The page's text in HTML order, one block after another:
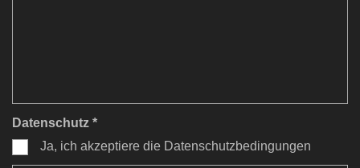
Datenschutz *
Ja, ich akzeptiere die Datenschutzbedingungen